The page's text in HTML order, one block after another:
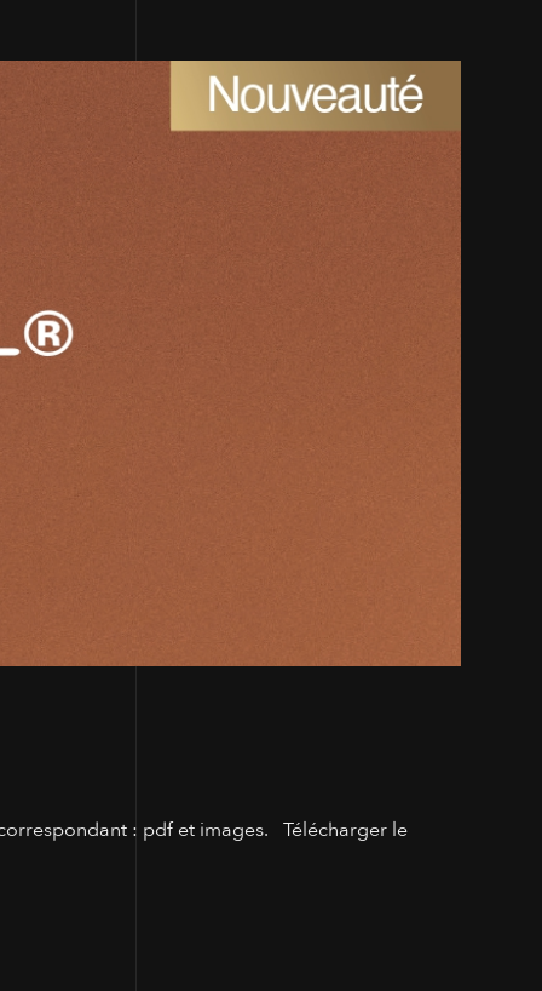
: pdf et images. Télécharger le